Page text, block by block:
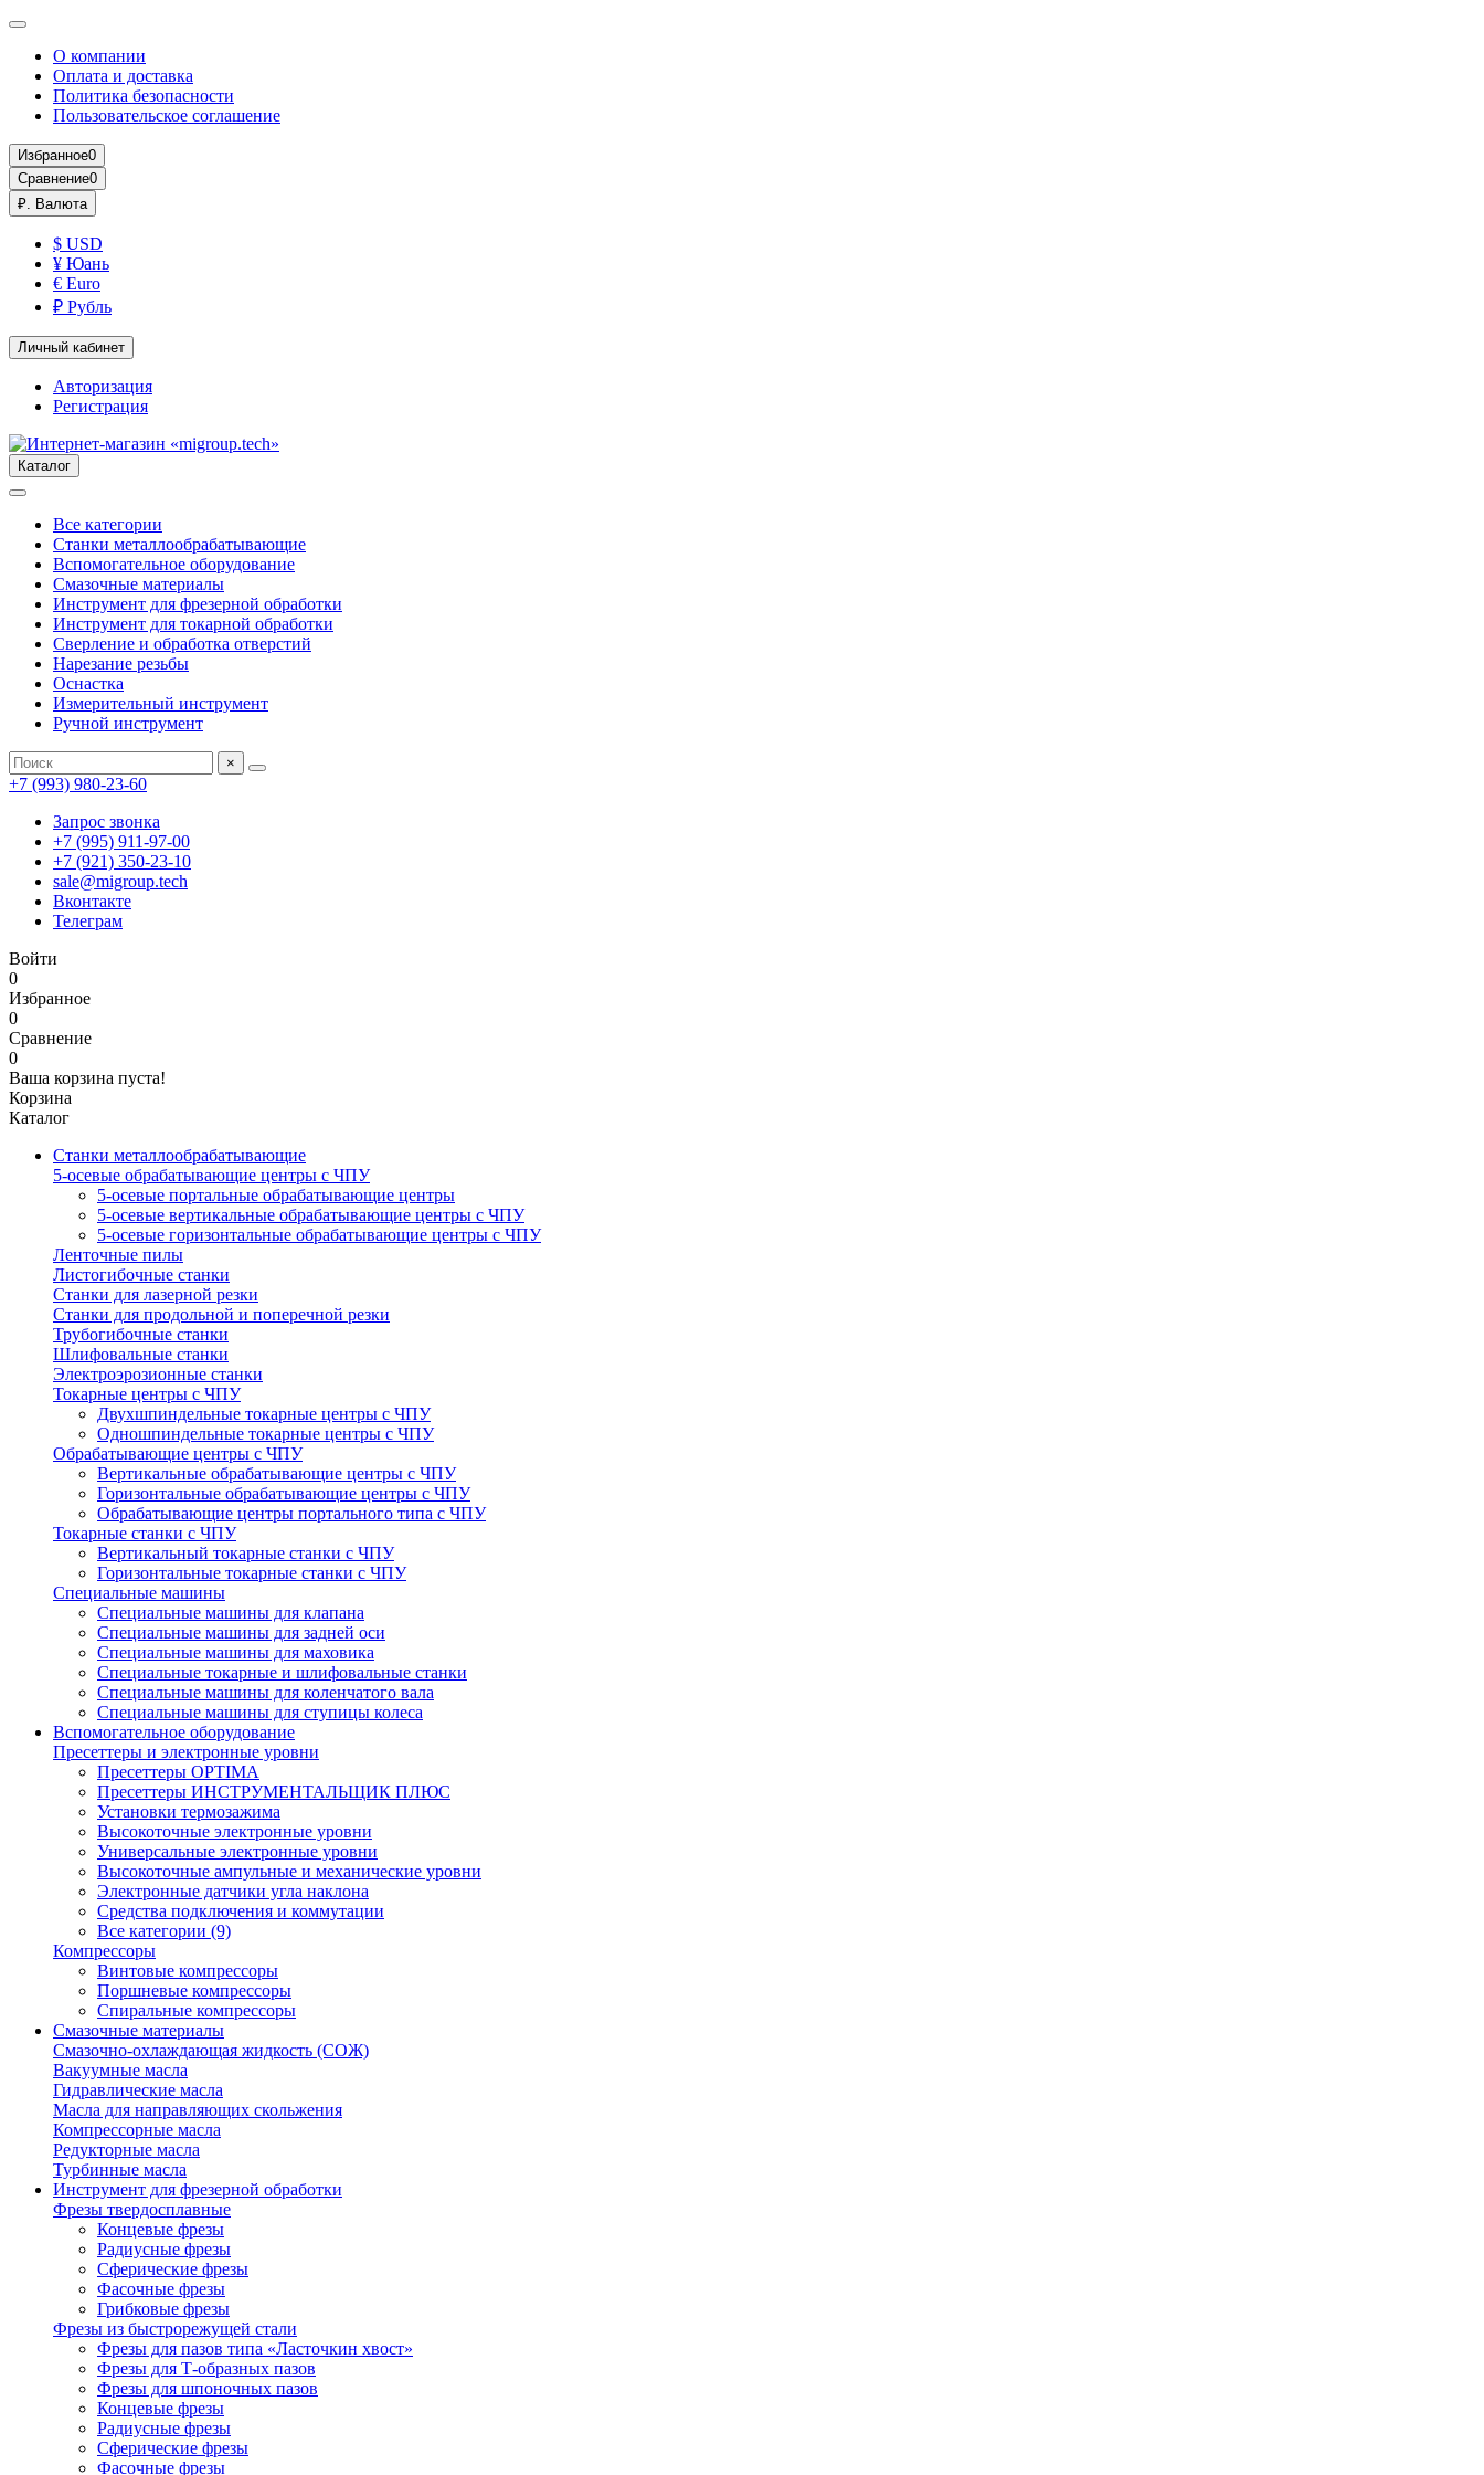
О компании
Оплата и доставка
Политика безопасности
Пользовательское соглашение
Избранное0
Сравнение0
₽. Валюта
$ USD
¥ Юань
€ Euro
₽ Рубль
Личный кабинет
Авторизация
Регистрация
Каталог
Все категории
Станки металлообрабатывающие
Вспомогательное оборудование
Смазочные материалы
Инструмент для фрезерной обработки
Инструмент для токарной обработки
Сверление и обработка отверстий
Нарезание резьбы
Оснастка
Измерительный инструмент
Ручной инструмент
×
+7 (993) 980-23-60
Запрос звонка
+7 (995) 911-97-00
+7 (921) 350-23-10
sale@migroup.tech
Вконтакте
Телеграм
Войти
0
Избранное
0
Сравнение
0
Ваша корзина пуста!
Корзина
Каталог
Станки металлообрабатывающие
5-осевые обрабатывающие центры с ЧПУ
5-осевые портальные обрабатывающие центры
5-осевые вертикальные обрабатывающие центры с ЧПУ
5-осевые горизонтальные обрабатывающие центры с ЧПУ
Ленточные пилы
Листогибочные станки
Станки для лазерной резки
Станки для продольной и поперечной резки
Трубогибочные станки
Шлифовальные станки
Электроэрозионные станки
Токарные центры с ЧПУ
Двухшпиндельные токарные центры с ЧПУ
Одношпиндельные токарные центры с ЧПУ
Обрабатывающие центры с ЧПУ
Вертикальные обрабатывающие центры с ЧПУ
Горизонтальные обрабатывающие центры с ЧПУ
Обрабатывающие центры портального типа с ЧПУ
Токарные станки с ЧПУ
Вертикальный токарные станки с ЧПУ
Горизонтальные токарные станки с ЧПУ
Специальные машины
Специальные машины для клапана
Специальные машины для задней оси
Специальные машины для маховика
Специальные токарные и шлифовальные станки
Специальные машины для коленчатого вала
Специальные машины для ступицы колеса
Вспомогательное оборудование
Пресеттеры и электронные уровни
Пресеттеры OPTIMA
Пресеттеры ИНСТРУМЕНТАЛЬЩИК ПЛЮС
Установки термозажима
Высокоточные электронные уровни
Универсальные электронные уровни
Высокоточные ампульные и механические уровни
Электронные датчики угла наклона
Средства подключения и коммутации
Все категории (9)
Компрессоры
Винтовые компрессоры
Поршневые компрессоры
Спиральные компрессоры
Смазочные материалы
Смазочно-охлаждающая жидкость (СОЖ)
Вакуумные масла
Гидравлические масла
Масла для направляющих скольжения
Компрессорные масла
Редукторные масла
Турбинные масла
Инструмент для фрезерной обработки
Фрезы твердосплавные
Концевые фрезы
Радиусные фрезы
Сферические фрезы
Фасочные фрезы
Грибковые фрезы
Фрезы из быстрорежущей стали
Фрезы для пазов типа «Ласточкин хвост»
Фрезы для Т-образных пазов
Фрезы для шпоночных пазов
Концевые фрезы
Радиусные фрезы
Сферические фрезы
Фасочные фрезы